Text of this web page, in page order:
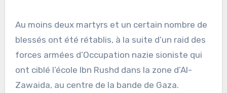
Au moins deux martyrs et un certain nombre de
blessés ont été rétablis, à la suite d’un raid des
forces armées d’Occupation nazie sioniste qui
ont ciblé l’école Ibn Rushd dans la zone d’Al-
Zawaida, au centre de la bande de Gaza.